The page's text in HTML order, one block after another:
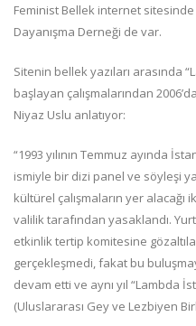
Feminist Bellek internet
Dayanışma Derneği de var.
Sitenin bellek yazıları arasında
başlayan çalışmalarından
Niyaz Uslu anlatıyor:
“1993 yılının Temmuz ayında
ismiyle bir dizi panel ve söyleşi
kültürel çalışmaların yer
valilik tarafından yasaklandı.
etkinlik tertip komitesine
gerçekleşmedi, fakat bu
devam etti ve aynı yıl “Lambda
(Uluslararası Gey ve Lezbiyen